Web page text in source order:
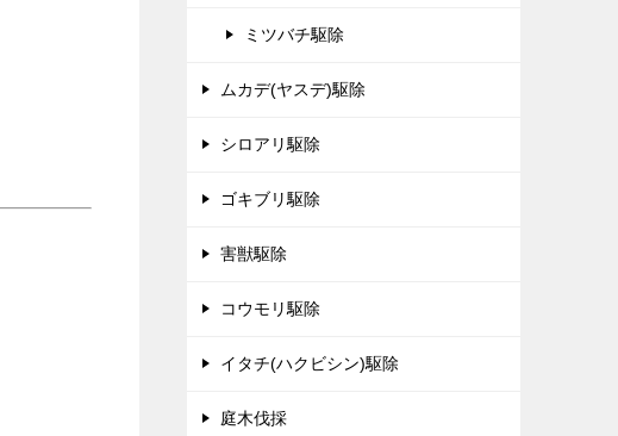
ミツバチ駆除
ムカデ(ヤスデ)駆除
シロアリ駆除
ゴキブリ駆除
害獣駆除
コウモリ駆除
イタチ(ハクビシン)駆除
庭木伐採